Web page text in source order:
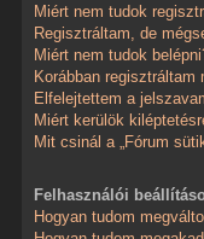
Miért nem tudok
Regisztráltam, de
Miért nem tudok
Korábban regisztráltam
Elfelejtettem a
Miért kerülök
Mit csinál a „Fórum
Felhasználói
Hogyan tudom